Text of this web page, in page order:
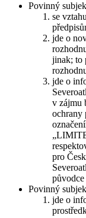
Povinný
se
jde o
jinak; to
jde o
v zájmu
ochrany
pro
Povinný
jde o